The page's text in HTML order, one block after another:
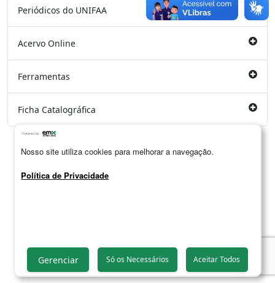
Periódicos do UNIFAA
Acervo Online
Ferramentas
Ficha Catalográfica
Nosso site utiliza cookies para melhorar a navegação.
Política de Privacidade
Gerenciar Só os Necessários Aceitar Todos